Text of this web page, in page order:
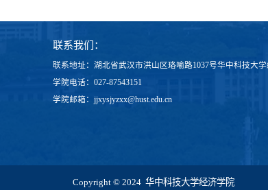
联系我们：
联系地址：湖北省武汉市洪山区珞喻路1037号华中科技大
学院电话：027-87543151
学院邮箱：jjxysjyzxx@hust.edu.cn
Copyright © 2024 华中科技大学经济学院